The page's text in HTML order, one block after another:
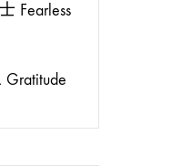
Fearless